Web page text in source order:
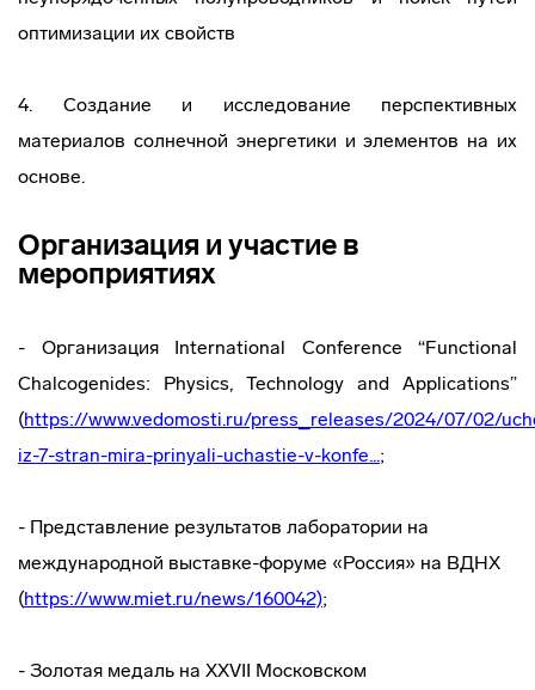
оптимизации их свойств
4. Создание и исследование перспективных
материалов солнечной энергетики и элементов на их
основе.
Организация и участие в
мероприятиях
- Организация International Conference “Functional
Chalcogenides: Physics, Technology and Applications”
(https://www.vedomosti.ru/press_releases/2024/07/02/
iz-7-stran-mira-prinyali-uchastie-v-konfe...;
- Представление результатов лаборатории на
международной выставке-форуме «Россия» на ВДНХ
(https://www.miet.ru/news/160042);
- Золотая медаль на XXVII Московском